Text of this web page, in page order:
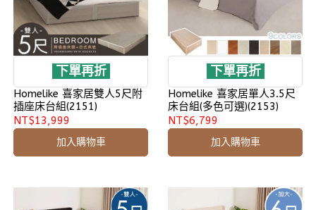
下單再折
Homelike 喜家居雙人5尺附
插座床台組(2151)
NT$13,999
加入購物車
下單再折
Homelike 喜家居單人3.5尺
床台組(多色可選)(2153)
NT$6,799
加入購物車